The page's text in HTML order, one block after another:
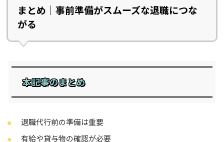
まとめ｜事前準備がスムーズな退職につな
がる
本記事のまとめ
退職代行前の準備は重要
有給や貸与物の確認が必要